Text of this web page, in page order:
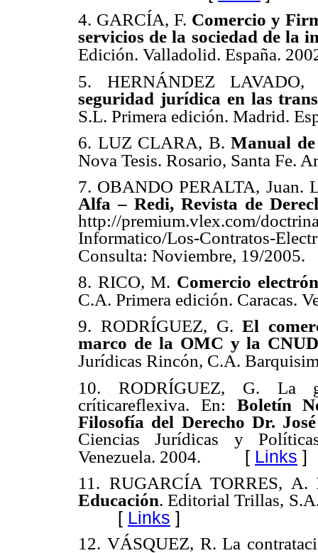
4. GARCÍA, F. Comercio y
servicios de la sociedad de la
Edición. Valladolid. España.
5. HERNÁNDEZ LAVADO,
seguridad jurídica en las
S.L. Primera edición. Madrid.
6. LUZ CLARA, B.Manual
Nova Tesis. Rosario, Santa Fe.
7. OBANDO PERALTA, Juan.
Alfa – Redi, Revista de
http://premium.vlex.com/
Informatico/Los-Contratos-
Consulta: Noviembre, 19/2005.
8. RICO, M. Comercio
C.A. Primera edición. Caracas.
9. RODRÍGUEZ, G.El
marco de la OMC y la
Jurídicas Rincón, C.A.
10. RODRÍGUEZ, G. La
críticareflexiva. En: Boletín
Filosofía del Derecho Dr.
Ciencias Jurídicas y
Venezuela. 2004.
[ Links ]
11. RUGARCÍA TORRES, A.
Educación. Editorial Trillas,
[ Links ]
12. VÁSQUEZ, R. La